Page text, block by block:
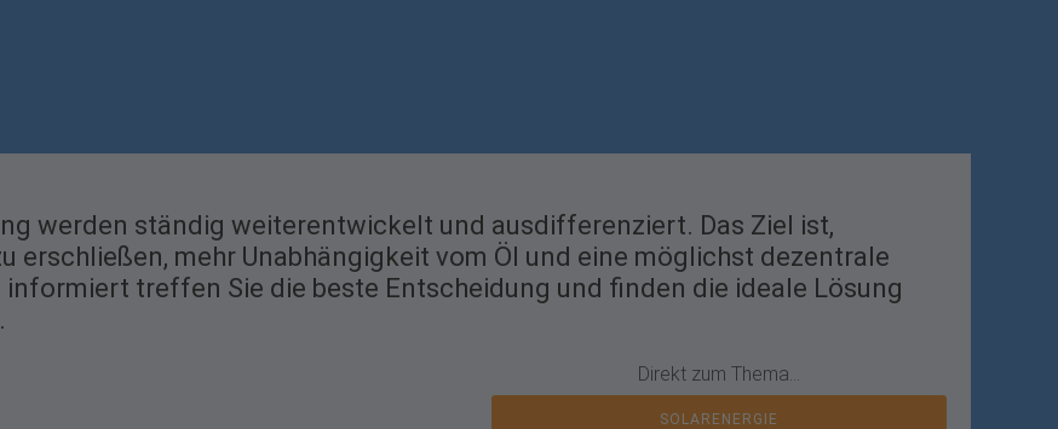
werden ständig weiterentwickelt und ausdifferenziert. Das Ziel ist,
erschließen, mehr Unabhängigkeit vom Öl und eine möglichst dezentrale
treffen Sie die beste Entscheidung und finden die ideale Lösung
Direkt zum Thema…
SOLARENERGIE